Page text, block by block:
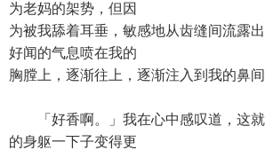
为老妈的架势，但因
为被我舔着耳垂，敏感地从齿缝间流露
好闻的气息喷在我的
胸膛上，逐渐往上，逐渐注入到我的鼻间
「好香啊。」我在心中感叹道，这就
的身躯一下子变得更